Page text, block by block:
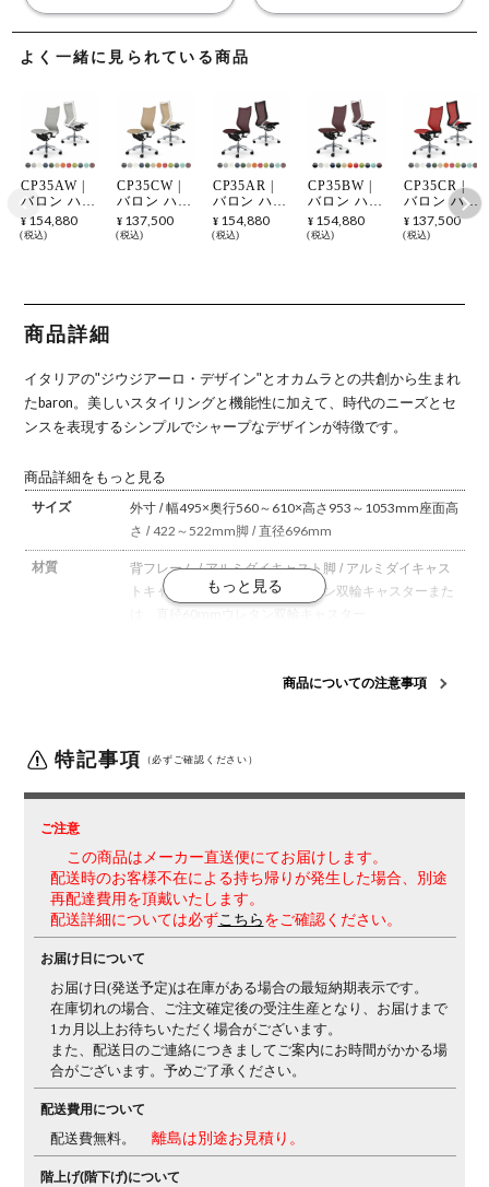
よく一緒に見られている商品
CP35AW |
バロン ハイ
バック 座メ
ッシュ 肘な
ラ
¥ 154,880
税込
CP35CW |
バロン ハイ
バック 座メ
ッシュ 肘な
¥ 137,500
税込
CP35AR |
バロン ハイ
バック 座メ
ッシュ 肘な
ラ
¥ 154,880
税込
CP35BW |
バロン ハイ
バック 座ク
ッション 肘
ムラ
¥ 154,880
税込
CP35CR |
バロン ハイ
バック 座メ
ッシュ 肘な
¥ 137,500
税込
商品詳細
イタリアの"ジウジアーロ・デザイン"とオカムラとの共創から生まれ
たbaron。美しいスタイリングと機能性に加えて、時代のニーズとセ
ンスを表現するシンプルでシャープなデザインが特徴です。
商品詳細をもっと見る
サイズ
外寸 / 幅495×奥行560～610×高さ953～1053mm座面高
さ / 422～522mm脚 / 直径696mm
材質 背フレーム / アルミダイキャスト 脚 / アルミダイキャス
ト キャスター / 直径60mmナイロン双輪キャスターまた
ナイロンキャスターまたは、ウレタンキャスターの2種
確定後の変更は不可となります。
機能
・アンクルチルトリクライニング(リクライニング角度
座面高さ調節(上下100mm)・座面奥行き調整(前後
50mm)
生産国 日本
保証について 1～8年保証(部位により保証期間が変わります)
人日本オフィス家具協会(JOIFA)規定に基づく※詳しく
はこちらの保証ページをご確認ください。
変更点
張地：モール糸入りで光沢感のある織物 ⇒ 落ち着いた
光沢で透明感がある織物 に変更
オレンジレッド 張地変更に伴い名称変更(変更日：ブラ
ック 2024年5月1日、その他カラー 2025年1月より順
備考 ・スタンダードメッシュ
商品についての注意事項
特記事項 （必ずご確認ください）
ご注意
この商品はメーカー直送便にてお届けします。
配送時のお客様不在による持ち帰りが発生した場合、別途
再配達費用を頂戴いたします。
配送詳細については必ずこちら をご確認ください。
お届け日について
お届け日(発送予定)は在庫がある場合の最短納期表示です。
在庫切れの場合、ご注文確定後の受注生産となり、お届けまで
1カ月以上お待ちいただく場合がございます。
また、配送日のご連絡につきましてご案内にお時間がかかる場
合がございます。予めご了承ください。
配送費用について
配送費無料。 離島は別途お見積り。
階上げ(階下げ)について